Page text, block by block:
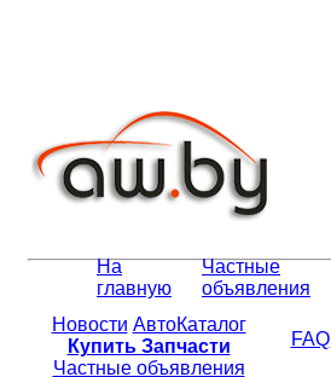
На
главную
Частные
объявления
Новости АвтоКаталог
Купить Запчасти
Частные объявления
FAQ